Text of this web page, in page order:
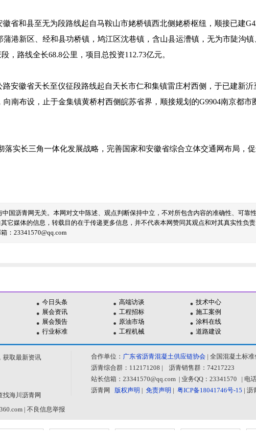
徽省和县至无为段路线起自马鞍山市姥桥镇西北侧姥桥枢纽，顺接已建
港新区、经和县功桥镇，鸠江区沈巷镇，含山县运漕镇，无为市陡沟
，路线全长68.8公里，项目总投资112.73亿元。
路安徽省天长至仪征段路线起自天长市仁和集镇雷庄村西侧，于已建新
南布设，止于金集镇黄桥村西侧皖苏省界，顺接规划的G9904南京都市
落实长三角一体化发展战略，完善国家和安徽省综合立体交通网布局，
中国沥青网无关。本网对文中陈述、观点判断保持中立，不对所包含内容的准确性、可靠
它媒体的信息，转载目的在于传递更多信息，并不代表本网赞同其观点和对其真实性负
：23341570@qq.com
今日头条
展会资讯
展会预告
行业标准
高端访谈
工程招标
原油市场
工程机械
技术中心
施工案例
涂料在线
道路建设
获取最新资讯
找海川沥青网
| 不良信息举报
合作单位： 广东省沥青混凝土供应链协会 | 全国混凝土标
沥青综合群：112171208 | 沥青销售群：74217223
站长信箱：23341570@qq.com | 业务QQ：23341570 | 电
沥青网
版权声明 | 免责声明 | 粤ICP备18041746号-15 | 沥